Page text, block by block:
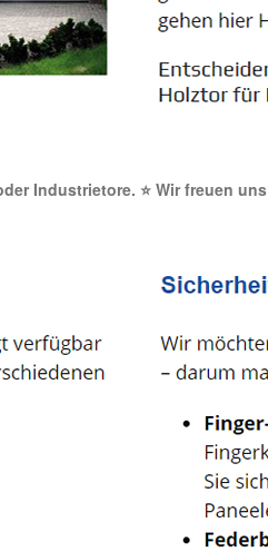
Industrietore. ⭐ Wir freuen